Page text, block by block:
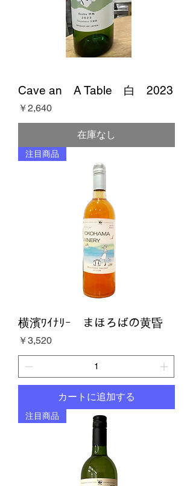
Cave an A Table 白 2023
価格
￥2,640
在庫なし
注目商品
横濱ﾜｲﾅﾘｰ まほろばの黄昏
価格
￥3,520
カートに追加する
注目商品